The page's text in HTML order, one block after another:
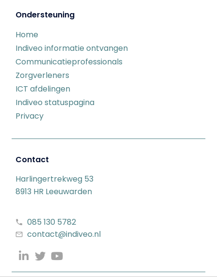
Ondersteuning
Home
Indiveo informatie ontvangen
Communicatieprofessionals
Zorgverleners
ICT afdelingen
Indiveo statuspagina
Privacy
Contact
Harlingertrekweg 53
8913 HR Leeuwarden
085 130 5782
contact@indiveo.nl